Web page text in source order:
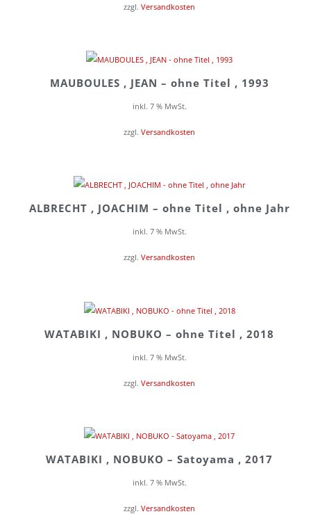
zzgl. Versandkosten
MAUBOULES , JEAN – ohne Titel , 1993
inkl. 7 % MwSt.
zzgl. Versandkosten
ALBRECHT , JOACHIM – ohne Titel , ohne Jahr
inkl. 7 % MwSt.
zzgl. Versandkosten
WATABIKI , NOBUKO – ohne Titel , 2018
inkl. 7 % MwSt.
zzgl. Versandkosten
WATABIKI , NOBUKO – Satoyama , 2017
inkl. 7 % MwSt.
zzgl. Versandkosten